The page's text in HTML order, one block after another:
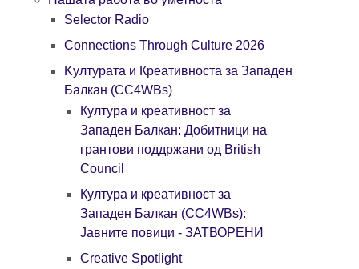
Selector Radio
Connections Through Culture 2026
Kултурата и Креативноста за Западен
Балкан (CC4WBs)
Култура и креативност за
Западен Балкан: Добитници на
грантови поддржани од British
Council
Култура и креативност за
Западен Балкан (CC4WBs):
Јавните повици - ЗАТВОРЕНИ
Creative Spotlight